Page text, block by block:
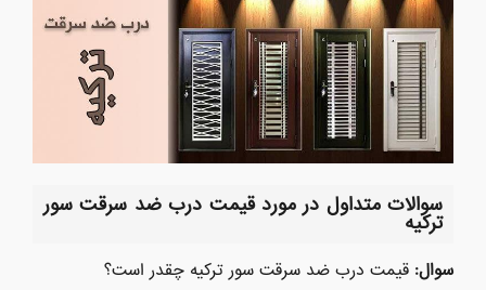
سوالات متداول در مورد قیمت درب ضد سرقت سور
ترکیه
سوال: قیمت درب ضد سرقت سور ترکیه چقدر است؟